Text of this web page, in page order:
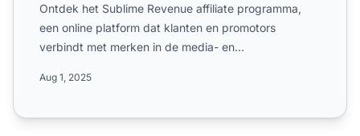
Ontdek het Sublime Revenue affiliate programma,
een online platform dat klanten en promotors
verbindt met merken in de media- en
Aug 1, 2025